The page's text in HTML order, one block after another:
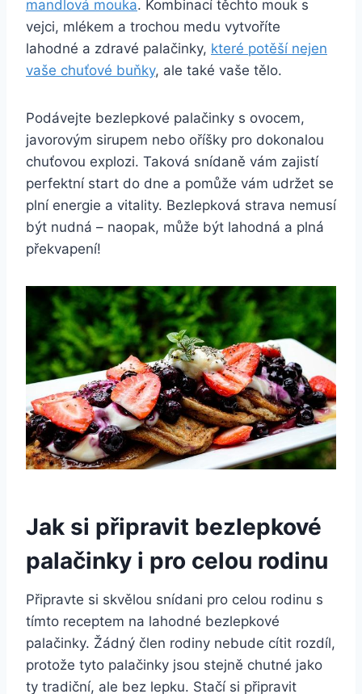
mandlová mouka. Kombinací těchto mouk s
vejci, mlékem a trochou medu vytvoříte
lahodné a zdravé palačinky, které potěší nejen
vaše chuťové buňky, ale také vaše tělo.
Podávejte bezlepkové palačinky s ovocem,
javorovým sirupem nebo oříšky pro dokonalou
chuťovou explozi. Taková snídaně vám zajistí
perfektní start do dne a pomůže vám udržet se
plní energie a vitality. Bezlepková strava nemusí
být nudná – naopak, může být lahodná a plná
překvapení!
Jak si připravit bezlepkové
palačinky i pro celou rodinu
Připravte si skvělou snídani pro celou rodinu s
tímto receptem na lahodné bezlepkové
palačinky. Žádný člen rodiny nebude cítit rozdíl,
protože tyto palačinky jsou stejně chutné jako
ty tradiční, ale bez lepku. Stačí si připravit